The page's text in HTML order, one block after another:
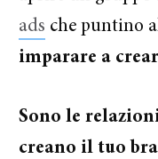
ads che puntino
imparare a
Sono le
creano il tuo